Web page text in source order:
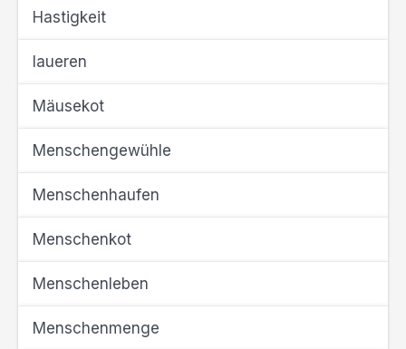
Hastigkeit
laueren
Mäusekot
Menschengewühle
Menschenhaufen
Menschenkot
Menschenleben
Menschenmenge